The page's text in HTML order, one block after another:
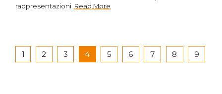
rappresentazioni. Read More
1 2 3 4 5 6 7 8 9